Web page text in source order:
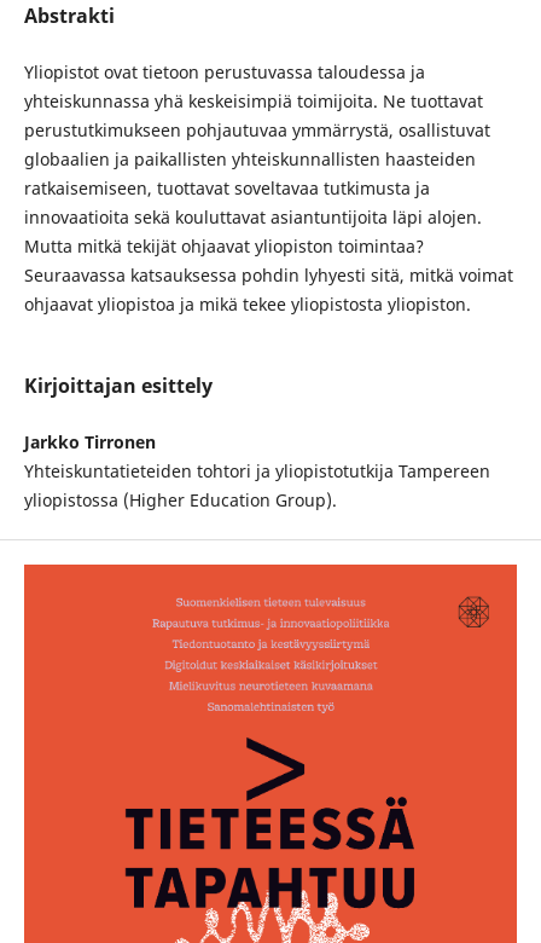
Abstrakti
Yliopistot ovat tietoon perustuvassa taloudessa ja
yhteiskunnassa yhä keskeisimpiä toimijoita. Ne tuottavat
perustutkimukseen pohjautuvaa ymmärrystä, osallistuvat
globaalien ja paikallisten yhteiskunnallisten haasteiden
ratkaisemiseen, tuottavat soveltavaa tutkimusta ja
innovaatioita sekä kouluttavat asiantuntijoita läpi alojen.
Mutta mitkä tekijät ohjaavat yliopiston toimintaa?
Seuraavassa katsauksessa pohdin lyhyesti sitä, mitkä voimat
ohjaavat yliopistoa ja mikä tekee yliopistosta yliopiston.
Kirjoittajan esittely
Jarkko Tirronen
Yhteiskuntatieteiden tohtori ja yliopistotutkija Tampereen
yliopistossa (Higher Education Group).